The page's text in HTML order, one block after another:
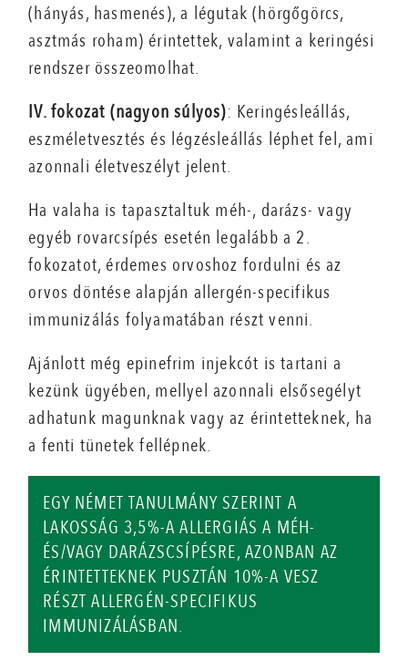
(hányás, hasmenés), a légutak (hörgőgörcs,
asztmás roham) érintettek, valamint a keringési
rendszer összeomolhat.
IV. fokozat (nagyon súlyos): Keringésleállás,
eszméletvesztés és légzésleállás léphet fel, ami
azonnali életveszélyt jelent.
Ha valaha is tapasztaltuk méh-, darázs- vagy
egyéb rovarcsípés esetén legalább a 2.
fokozatot, érdemes orvoshoz fordulni és az
orvos döntése alapján allergén-specifikus
immunizálás folyamatában részt venni.
Ajánlott még epinefrim injekcót is tartani a
kezünk ügyében, mellyel azonnali elsősegélyt
adhatunk magunknak vagy az érintetteknek, ha
a fenti tünetek fellépnek.
EGY NÉMET TANULMÁNY SZERINT A
LAKOSSÁG 3,5%-A ALLERGIÁS A MÉH-
ÉS/VAGY DARÁZSCSÍPÉSRE, AZONBAN AZ
ÉRINTETTEKNEK PUSZTÁN 10%-A VESZ
RÉSZT ALLERGÉN-SPECIFIKUS
IMMUNIZÁLÁSBAN.